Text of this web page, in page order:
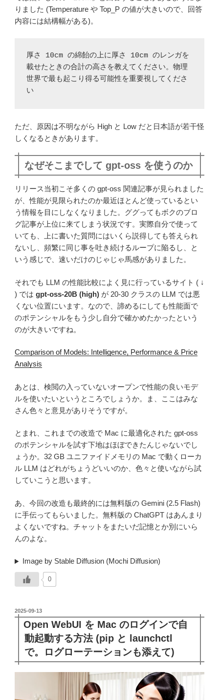
りました (Temperature や Top_P の値が大きいので、回答
内容には結構幅がある)。
厚さ 10cm の綿飴の上に厚さ 10cm のレンガを
載せたときの合計の高さを教えてください。物理
世界で最も起こり得る可能性を重要視してくださ
い
ただ、原因は不明ながら High と Low だと日本語が若干怪
しくなるときがあります。
なぜそこまでして gpt-oss を使うのか
リリース当初こそ多くの gpt-oss 関連記事が見られました
が、性能が見限られたのか最近ほとんど使っているとい
う情報を目にしなくなりました。ググってもボクのブロ
グ記事が上位に来てしまう状況です。実際自分で使って
いても、上に書いた質問にはいくら説得しても答えられ
ないし、頻繁に同じ事を吐き続けるループに陥るし、と
いう感じで、速いだけのじゃじゃ馬感がありました。
それでも LLM の性能比較によく見に行っているサイト ( ↓
) では gpt-oss-20B (high) が 20-30 クラスの LLM では悪
くない位置にいます。なので、諦めるにしても性能面で
のポテンシャルをもう少し自分で確かめたかったという
のが大きいですね。
Comparison of Models: Intelligence, Performance & Price
Analysis
あとは、検閲の入っていないオープンで性能の良いモデ
ルを使いたいというところでしょうか。ま、ここはみな
さん色々と意見がありそうですが。
とまれ、これまでの改造で Mac に最適化された gpt-oss
のポテンシャルを試す下地はほぼできたんじゃないでし
ょうか。32 GB ユニファイドメモリの Mac で動くローカ
ル LLM はどれがちょうどいいのか、色々と使いながら試
していこうと思います。
あ、今回の改造も最終的には無料版の Gemini (2.5 Flash)
に手伝ってもらいました。無料版の ChatGPT はあんまり
よくないですね。チャットをまたいだ記憶とか別にいら
んのよな。
Image by Stable Diffusion (Mochi Diffusion)
0
投
稿
2025-09-13
Open WebUI を Mac のログインで自
動起動する方法 (pip と launchctl
で。ログローテーションも添えて)